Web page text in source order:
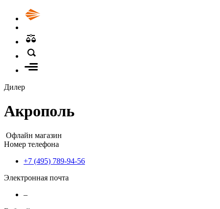
Дилер
Акрополь
Офлайн магазин
Номер телефона
+7 (495) 789-94-56
Электронная почта
–